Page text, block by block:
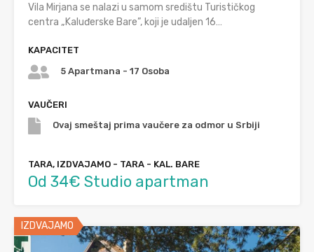
Vila Mirjana se nalazi u samom središtu Turističkog
centra „Kaluđerske Bare”, koji je udaljen 16…
KAPACITET
5 Apartmana - 17 Osoba
VAUČERI
Ovaj smeštaj prima vaučere za odmor u Srbiji
TARA, IZDVAJAMO - TARA - KAL. BARE
Od 34€ Studio apartman
IZDVAJAMO